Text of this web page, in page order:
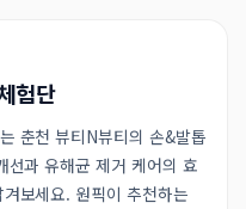
험단
춘천 뷰티N뷰티의 손&발톱
선과 유해균 제거 케어의 효
보세요. 원픽이 추천하는